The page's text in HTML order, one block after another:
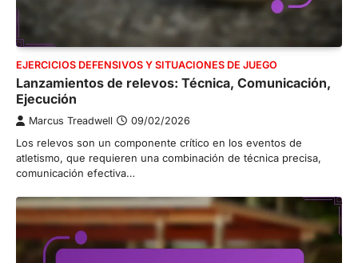
EJERCICIOS DEFENSIVOS Y SITUACIONES DE JUEGO
Lanzamientos de relevos: Técnica, Comunicación,
Ejecución
Marcus Treadwell 09/02/2026
Los relevos son un componente crítico en los eventos de
atletismo, que requieren una combinación de técnica precisa,
comunicación efectiva…